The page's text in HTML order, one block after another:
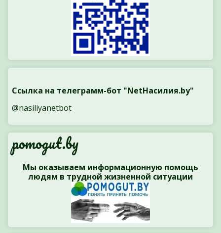
Ссылка на телеграмм-бот "NetНасилия.by"
@nasiliyanetbot
pomogut.by
Мы оказываем информационную помощь
людям в трудной жизненной ситуации